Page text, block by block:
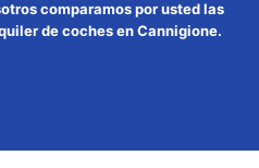
comparamos por usted las
de coches en Cannigione.